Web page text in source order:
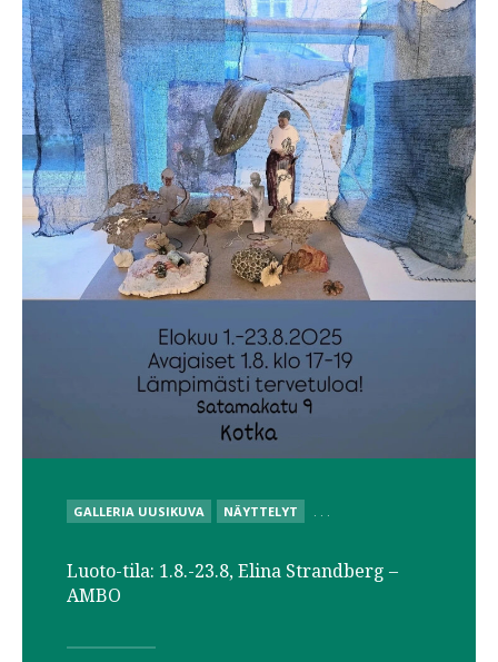
POSTED
IN
GALLERIA UUSIKUVA NÄYTTELYT . . .
Luoto-tila: 1.8.-23.8, Elina Strandberg –
AMBO